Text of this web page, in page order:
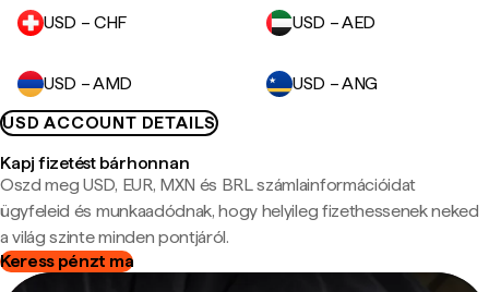
USD – CHF USD – AED
USD – AMD
USD – ANG
USD ACCOUNT DETAILS
Kapj fizetést bárhonnan
Oszd meg USD, EUR, MXN és BRL számlainformációidat
ügyfeleid és munkaadódnak, hogy helyileg fizethessenek neked
a világ szinte minden pontjáról.
Keress pénzt ma